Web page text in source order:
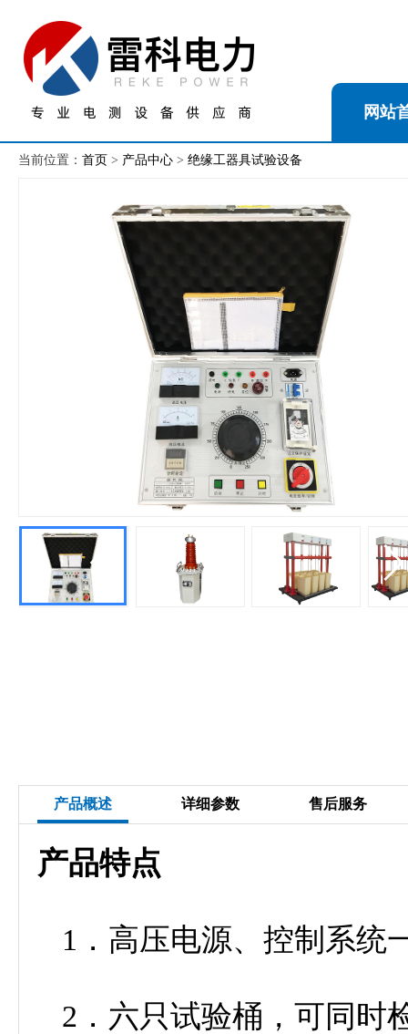
网站
当前位置： 首页 > 产品中心 > 绝缘工器具试验设备
产品概述 详细参数 售后服务
产品特点
1．高压电源、控制系统
2．六只试验桶，可同时